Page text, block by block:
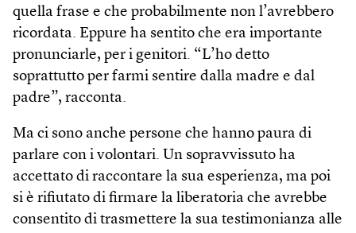
quella frase e che probabilmente non l’avrebbero
ricordata. Eppure ha sentito che era importante
pronunciarle, per i genitori. “L’ho detto
soprattutto per farmi sentire dalla madre e dal
padre”, racconta.
Ma ci sono anche persone che hanno paura di
parlare con i volontari. Un sopravvissuto ha
accettato di raccontare la sua esperienza, ma poi
si è rifiutato di firmare la liberatoria che avrebbe
consentito di trasmettere la sua testimonianza alle